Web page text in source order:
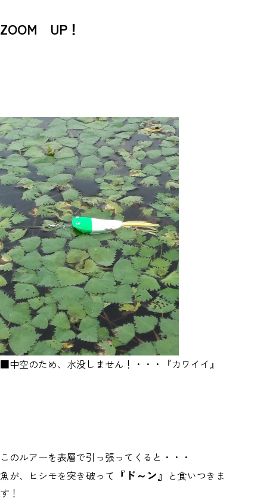
ZOOM UP！
■中空のため、水没しません！・・・『カワイイ』
このルアーを表層で引っ張ってくると・・・
魚が、ヒシモを突き破って 『ド～ン』 と食いつきま
す！